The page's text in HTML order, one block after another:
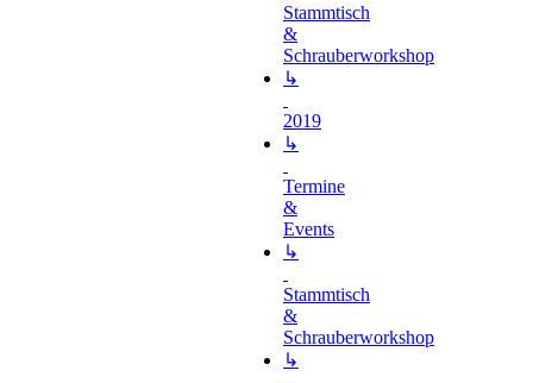
Stammtisch
&
Schrauberworkshop
↳
2019
↳
Termine
&
Events
↳
Stammtisch
&
Schrauberworkshop
↳